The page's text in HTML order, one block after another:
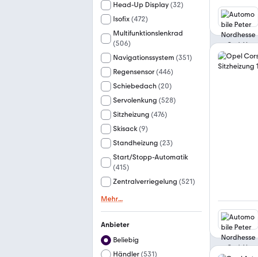
Head-Up Display(32)
Isofix(472)
Multifunktionslenkrad
(506)
Navigationssystem (351)
Regensensor(446)
Schiebedach (20)
Servolenkung (528)
Sitzheizung (476)
Skisack(9)
Standheizung (23)
Start/Stopp-Automatik
(415)
Zentralverriegelung (521)
Mehr...
Anbieter
Beliebig
Händler(531)